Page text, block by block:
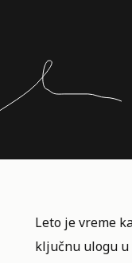
Leto je vreme
ključnu ulogu